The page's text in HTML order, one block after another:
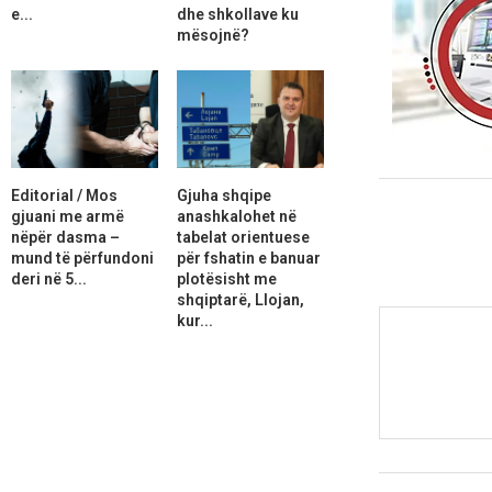
e...
dhe shkollave ku
mësojnë?
Editorial / Mos
gjuani me armë
nëpër dasma –
mund të përfundoni
deri në 5...
Gjuha shqipe
anashkalohet në
tabelat orientuese
për fshatin e banuar
plotësisht me
shqiptarë, Llojan,
kur...